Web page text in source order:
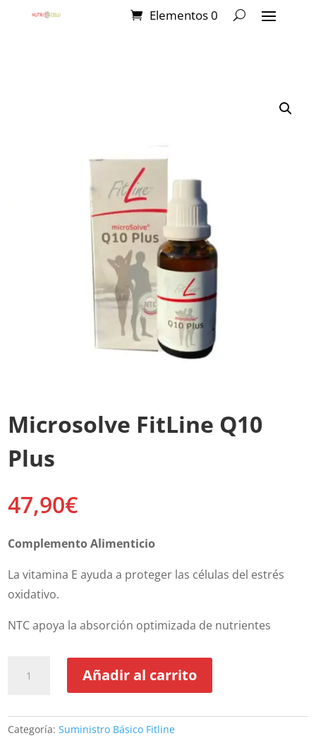
Elementos 0
Microsolve FitLine Q10
Plus
47,90€
Complemento Alimenticio
La vitamina E ayuda a proteger las células del estrés
oxidativo.
NTC apoya la absorción optimizada de nutrientes
FitLine
cantidad
Añadir al carrito
Categoría:Suministro Básico Fitline